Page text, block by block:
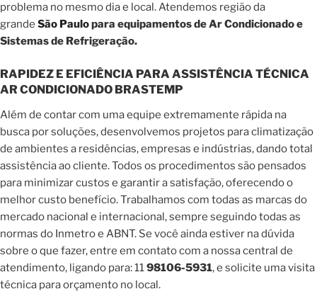
problema no mesmo dia e local. Atendemos região da
grande São Paulopara equipamentos de Ar Condicionado e
Sistemas de Refrigeração.
RAPIDEZ E EFICIÊNCIA PARA ASSISTÊNCIA TÉCNICA
AR CONDICIONADO BRASTEMP
Além de contar com uma equipe extremamente rápida na
busca por soluções, desenvolvemos projetos para climatização
de ambientes a residências, empresas e indústrias, dando total
assistência ao cliente. Todos os procedimentos são pensados
para minimizar custos e garantir a satisfação, oferecendo o
melhor custo benefício. Trabalhamos com todas as marcas do
mercado nacional e internacional, sempre seguindo todas as
normas do Inmetro e ABNT. Se você ainda estiver na dúvida
sobre o que fazer, entre em contato com a nossa central de
atendimento, ligando para: 1198106-5931, e solicite uma visita
técnica para orçamento no local.